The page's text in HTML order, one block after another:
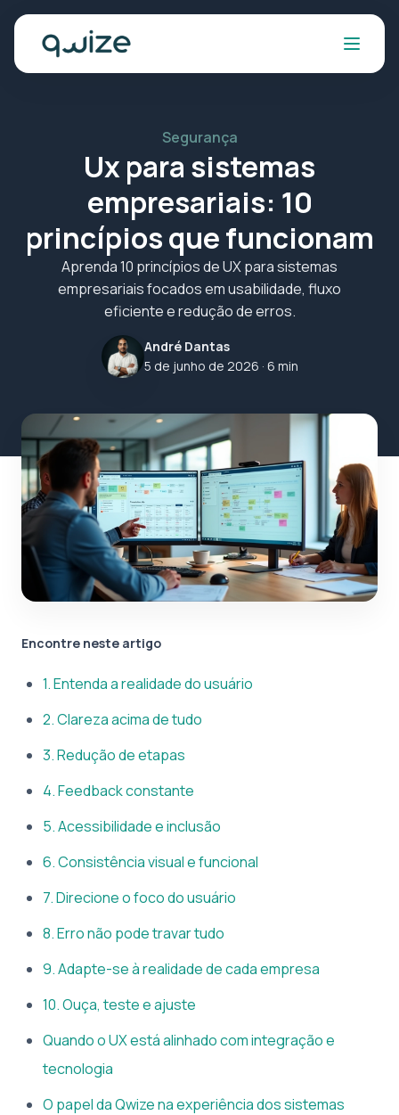
Segurança
Ux para sistemas
empresariais: 10
princípios que funcionam
Aprenda 10 princípios de UX para sistemas
empresariais focados em usabilidade, fluxo
eficiente e redução de erros.
André Dantas
5 de junho de 2026 · 6 min
Encontre neste artigo
1. Entenda a realidade do usuário
2. Clareza acima de tudo
3. Redução de etapas
4. Feedback constante
5. Acessibilidade e inclusão
6. Consistência visual e funcional
7. Direcione o foco do usuário
8. Erro não pode travar tudo
9. Adapte-se à realidade de cada empresa
10. Ouça, teste e ajuste
Quando o UX está alinhado com integração e
tecnologia
O papel da Qwize na experiência dos sistemas